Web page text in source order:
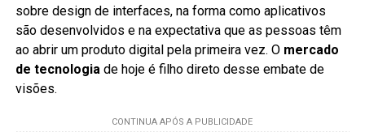
sobre design de interfaces, na forma como aplicativos
são desenvolvidos e na expectativa que as pessoas têm
ao abrir um produto digital pela primeira vez. O mercado
de tecnologiade hoje é filho direto desse embate de
visões.